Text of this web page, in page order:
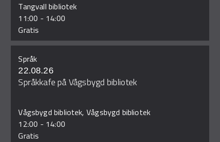
Tangvall bibliotek
11:00 - 14:00
Gratis
Språk
22.08.26
Språkkafe på Vågsbygd bibliotek
Vågsbygd bibliotek, Vågsbygd bibliotek
12:00 - 14:00
Gratis